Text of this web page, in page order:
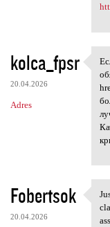
kolca_fpsr
20.04.2026
Adres
Fobertsok
20.04.2026